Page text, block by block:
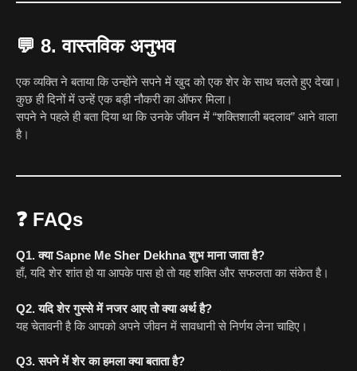
💬 8. वास्तविक अनुभव
एक व्यक्ति ने बताया कि उन्होंने सपने में खुद को एक शेर के साथ चलते हुए देखा।
कुछ ही दिनों में उन्हें एक बड़ी नौकरी का ऑफर मिला।
सपने ने पहले ही बता दिया था कि उनके जीवन में “शक्तिशाली बदलाव” आने वाला
है।
❓ FAQs
Q1. क्या Sapne Me Sher Dekhna शुभ माना जाता है?
हाँ, यदि शेर शांत हो या आपके पास हो तो यह शक्ति और सफलता का संकेत है।
Q2. यदि शेर गुस्से में नजर आए तो क्या अर्थ है?
यह चेतावनी है कि आपको अपने जीवन में सावधानी से निर्णय लेना चाहिए।
Q3. सपने में शेर का हमला क्या बताता है?